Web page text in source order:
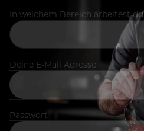
In welchem Bereich arbeitest du
Deine E-Mail Adresse
Passwort